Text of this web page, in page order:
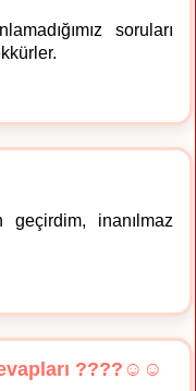
soruları
inanılmaz
????☺️☺️